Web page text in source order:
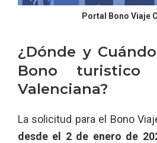
Portal Bono Viaje
¿Dónde y
Bono turistico
Valenciana?
La solicitud para el Bono
desde el 2 de enero de